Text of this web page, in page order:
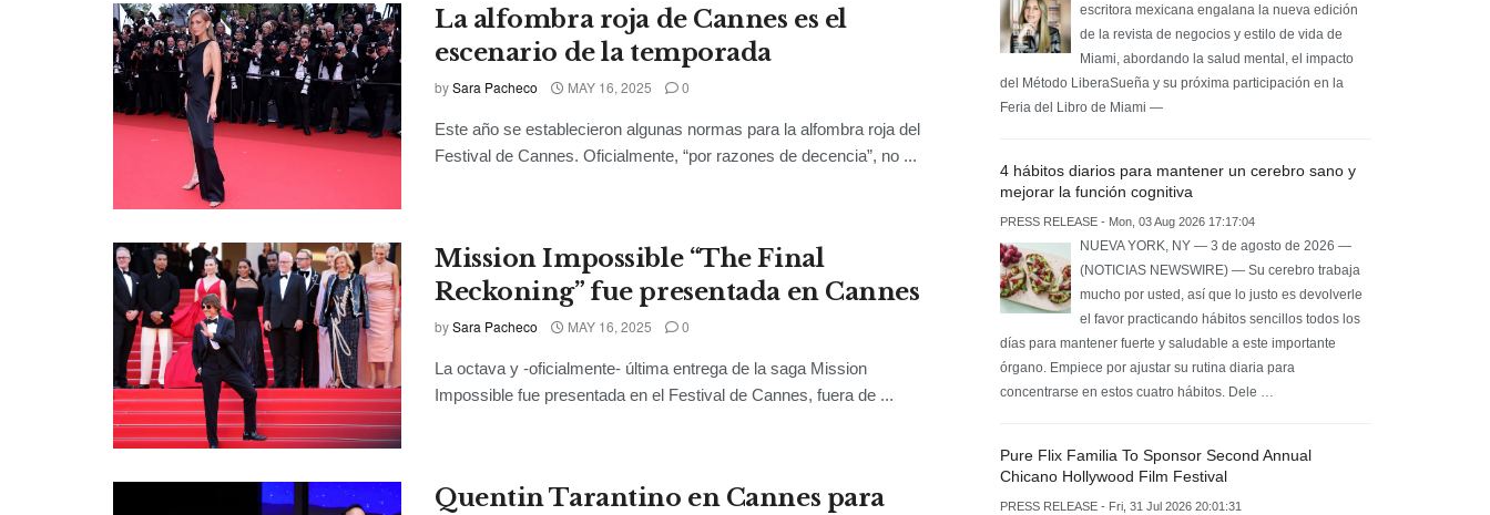
La alfombra roja de Cannes es el
escenario de la temporada
bySara Pacheco MAY 16, 2025 0
Este año se establecieron algunas normas para la alfombra roja del
Festival de Cannes. Oficialmente, “por razones de decencia”, no ...
Mission Impossible “The Final
Reckoning” fue presentada en Cannes
bySara Pacheco MAY 16, 2025 0
La octava y -oficialmente- última entrega de la saga Mission
Impossible fue presentada en el Festival de Cannes, fuera de ...
Quentin Tarantino en Cannes para
escritora mexicana engalana la nueva edición
de la revista de negocios y estilo de vida de
Miami, abordando la salud mental, el impacto
del Método LiberaSueña y su próxima participación en la
Feria del Libro de Miami —
4 hábitos diarios para mantener un cerebro sano y
mejorar la función cognitiva
PRESS RELEASE - Mon, 03 Aug 2026 17:17:04
NUEVA YORK, NY — 3 de agosto de 2026 —
(NOTICIAS NEWSWIRE) — Su cerebro trabaja
mucho por usted, así que lo justo es devolverle
el favor practicando hábitos sencillos todos los
días para mantener fuerte y saludable a este importante
órgano. Empiece por ajustar su rutina diaria para
concentrarse en estos cuatro hábitos. Dele …
Pure Flix Familia To Sponsor Second Annual
Chicano Hollywood Film Festival
PRESS RELEASE - Fri, 31 Jul 2026 20:01:31